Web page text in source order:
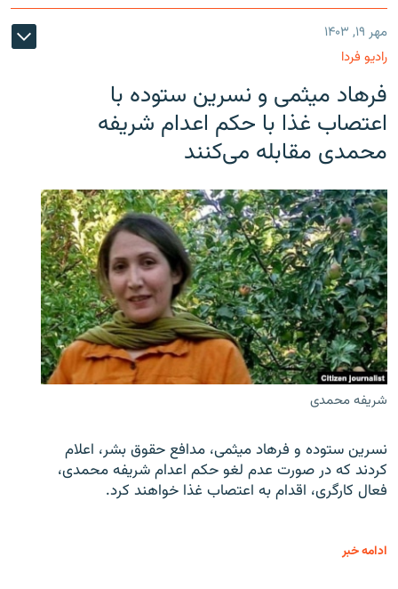
مهر ۱۹, ۱۴۰۳
رادیو فردا
فرهاد میثمی و نسرین ستوده با
اعتصاب غذا با حکم اعدام شریفه
محمدی مقابله می‌کنند
شریفه محمدی
نسرین ستوده و فرهاد میثمی، مدافع حقوق بشر، اعلام
کردند که در صورت عدم لغو حکم اعدام شریفه محمدی،
فعال کارگری، اقدام به اعتصاب غذا خواهند کرد.
ادامه خبر